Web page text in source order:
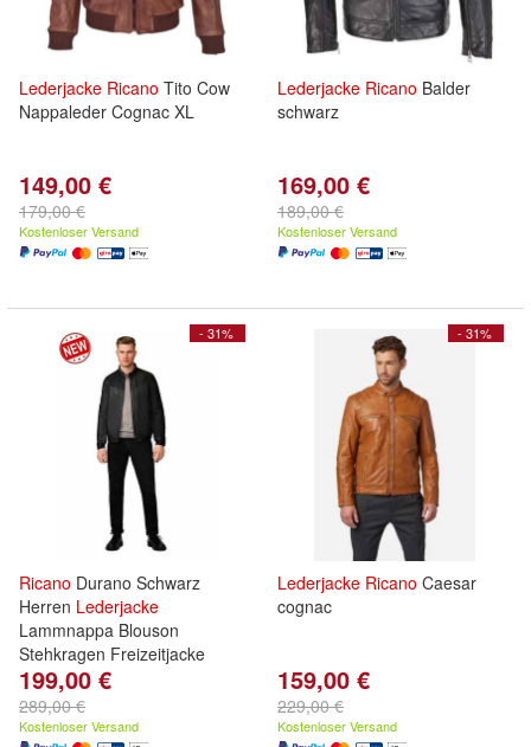
Lederjacke Ricano Tito Cow
Nappaleder Cognac XL
149,00 €
179,00 €
Kostenloser Versand
Lederjacke Ricano Balder
schwarz
169,00 €
189,00 €
Kostenloser Versand
- 31%
Ricano Durano Schwarz
Herren Lederjacke
Lammnappa Blouson
Stehkragen Freizeitjacke
199,00 €
289,00 €
Kostenloser Versand
- 31%
Lederjacke Ricano Caesar
cognac
159,00 €
229,00 €
Kostenloser Versand